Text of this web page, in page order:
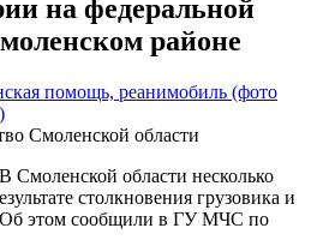
на федеральной
районе
Смоленской области
В Смоленской области несколько
столкновения грузовика и
Об этом сообщили в ГУ МЧС по